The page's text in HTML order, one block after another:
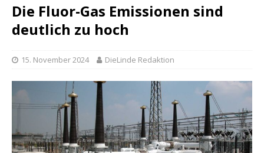
Die Fluor-Gas Emissionen sind
deutlich zu hoch
15. November 2024 DieLinde Redaktion